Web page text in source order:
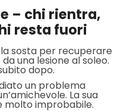
– chi rientra,
resta fuori
sosta per recuperare
una lesione al soleo.
dopo.
un problema
La sua
molto improbabile.